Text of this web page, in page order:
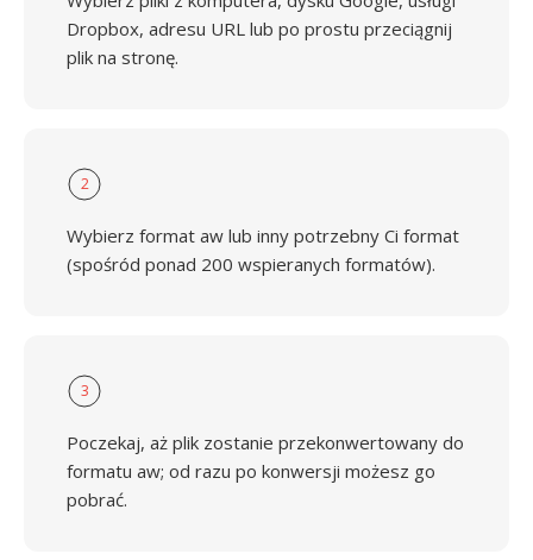
Dropbox, adresu URL lub po prostu przeciągnij
plik na stronę.
2
Wybierz format aw lub inny potrzebny Ci format
(spośród ponad 200 wspieranych formatów).
3
Poczekaj, aż plik zostanie przekonwertowany do
formatu aw; od razu po konwersji możesz go
pobrać.